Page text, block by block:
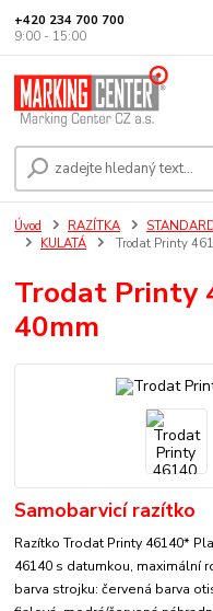
+420 234 700 700
9:00 - 15:00
Úvod RAZÍTKA
KULATÁ
Trodat Printy
Trodat Printy
40mm
Samobarvicí razítko
Razítko Trodat Printy 46140*
46140 s datumkou, maximální
barva strojku: červená barva